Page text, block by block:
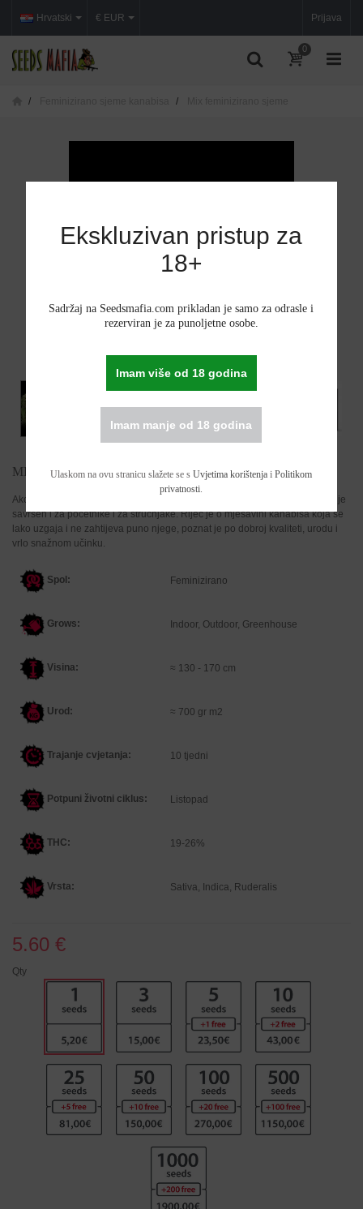
Hrvatski Prijava
€ EUR
0
MIX FEMINIZIRANO SJEME
Ako niste sigurni koji soj želite, za vas smo imamo Mix feminizirani soj koji je
savršen i za početnike i za stručnjake. Riječ je o mješavini kanabisa koja se
lako uzgaja i ne zahtijeva puno njege, poznat je po dobroj kvaliteti, urodu i
vrlo snažnom učinku.
Spol: Feminizirano
Grows: Indoor, Outdoor, Greenhouse
Visina: ≈ 130 - 170 cm
Urod: ≈ 700 gr m2
Trajanje cvjetanja: 10 tjedni
Potpuni životni ciklus: Listopad
THC: 19-26%
Vrsta: Sativa, Indica, Ruderalis
5.60 €
Qty
Ekskluzivan pristup za
18+
Sadržaj na Seedsmafia.com prikladan je samo za odrasle i
rezerviran je za punoljetne osobe.
Imam više od 18 godina
Imam manje od 18 godina
Ulaskom na ovu stranicu slažete se sUvjetima korištenja iPolitikom
privatnosti.